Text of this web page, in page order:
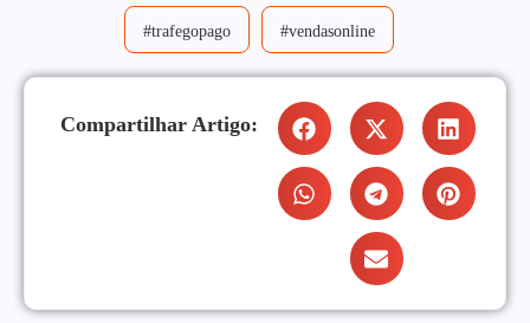
#trafegopago #vendasonline
Compartilhar Artigo: